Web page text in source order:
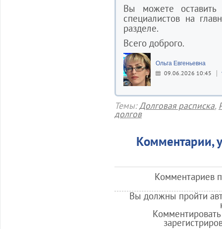
Вы можете
специалистов на
разделе.
Всего доброго.
Ольга Евгеньевна
09.06.2026 10:45
Темы:Долговая расписка,
долгов
Комментарии,
Комментариев
Вы должны пройти